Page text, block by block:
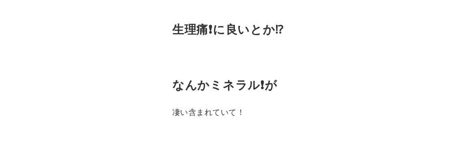
生理痛❗️に良いとか⁉️
なんかミネラル❗️が
凄い含まれていて！